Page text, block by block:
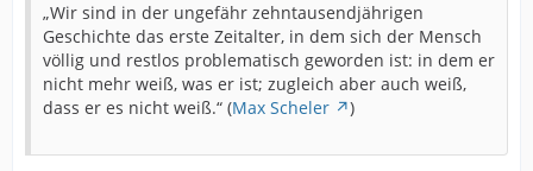
„Wir sind in der ungefähr zehntausendjährigen
Geschichte das erste Zeitalter, in dem sich der Mensch
völlig und restlos problematisch geworden ist: in dem er
nicht mehr weiß, was er ist; zugleich aber auch weiß,
dass er es nicht weiß.“ (Max Scheler )